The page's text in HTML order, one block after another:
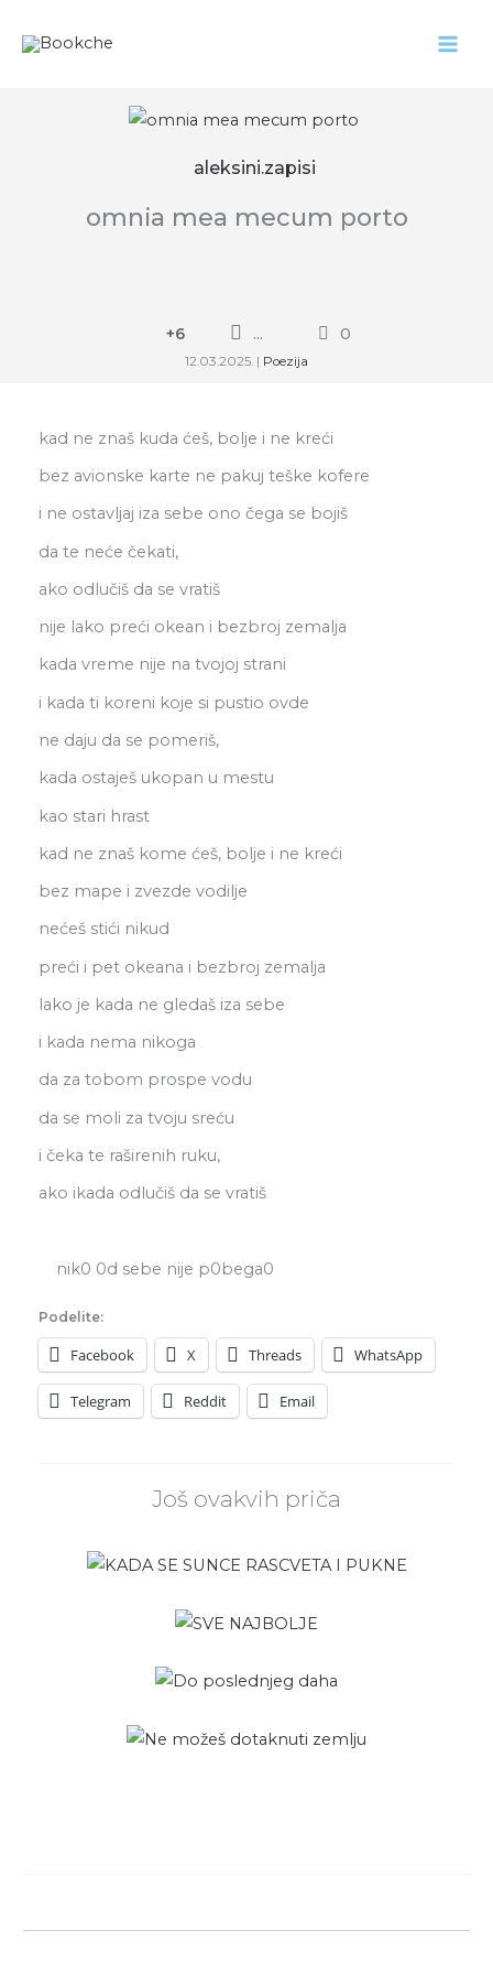
aleksini.zapisi
omnia mea mecum porto
+6 ... 0
12.03.2025. | Poezija
kad ne znaš kuda ćeš, bolje i ne kreći
bez avionske karte ne pakuj teške kofere
i ne ostavljaj iza sebe ono čega se bojiš
da te neće čekati,
ako odlučiš da se vratiš
nije lako preći okean i bezbroj zemalja
kada vreme nije na tvojoj strani
i kada ti koreni koje si pustio ovde
ne daju da se pomeriš,
kada ostaješ ukopan u mestu
kao stari hrast
kad ne znaš kome ćeš, bolje i ne kreći
bez mape i zvezde vodilje
nećeš stići nikud
preći i pet okeana i bezbroj zemalja
lako je kada ne gledaš iza sebe
i kada nema nikoga
da za tobom prospe vodu
da se moli za tvoju sreću
i čeka te raširenih ruku,
ako ikada odlučiš da se vratiš
nik0 0d sebe nije p0bega0
Podelite:
Facebook X Threads WhatsApp
Telegram Reddit Email
Još ovakvih priča